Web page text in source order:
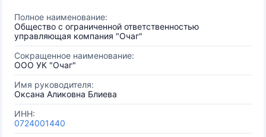
Полное наименование:
Общество с ограниченной ответственностью
управляющая компания "Очаг"
Сокращенное наименование:
ООО УК "Очаг"
Имя руководителя:
Оксана Аликовна Блиева
ИНН:
0724001440